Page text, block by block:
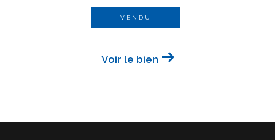
VENDU
Voir le bien